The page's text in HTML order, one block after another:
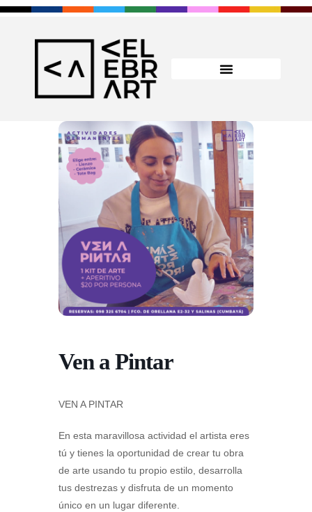
Ven a Pintar
VEN A PINTAR
En esta maravillosa actividad el artista eres
tú y tienes la oportunidad de crear tu obra
de arte usando tu propio estilo, desarrolla
tus destrezas y disfruta de un momento
único en un lugar diferente.